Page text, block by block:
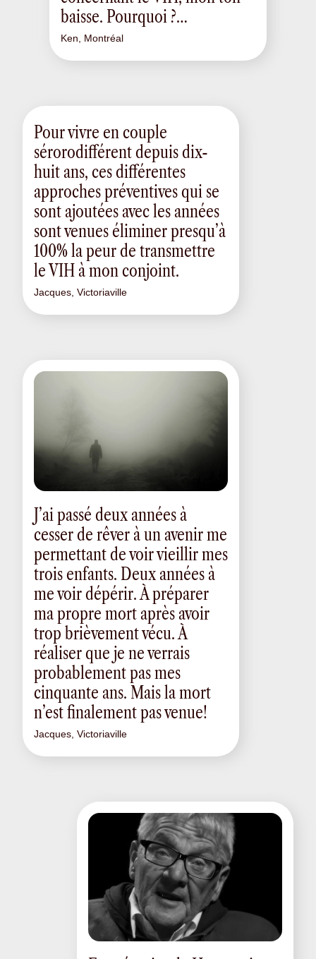
baisse. Pourquoi ?…
Ken, Montréal
Pour vivre en couple
sérorodifférent depuis dix-
huit ans, ces différentes
approches préventives qui se
sont ajoutées avec les années
sont venues éliminer presqu’à
100% la peur de transmettre
le VIH à mon conjoint.
Jacques, Victoriaville
J’ai passé deux années à
cesser de rêver à un avenir me
permettant de voir vieillir mes
trois enfants. Deux années à
me voir dépérir. À préparer
ma propre mort après avoir
trop brièvement vécu. À
réaliser que je ne verrais
probablement pas mes
cinquante ans. Mais la mort
n’est finalement pas venue!
Jacques, Victoriaville